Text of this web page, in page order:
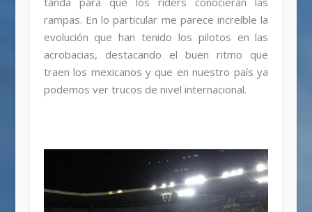
rampas. En lo particular me parece increíble la
evolución que han tenido los pilotos en las
acrobacias, destacando el buen ritmo que
traen los mexicanos y que en nuestro país ya
podemos ver trucos de nivel internacional.